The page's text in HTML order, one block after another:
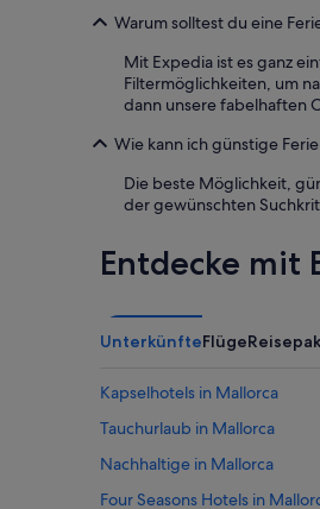
Warum solltest du eine
Mit Expedia ist es ganz
Filtermöglichkeiten, um
dann unsere fabelhaften
Wie kann ich günstige
Die beste Möglichkeit,
der gewünschten
Entdecke mit
UnterkünfteFlüge
Kapselhotels in Mallorca
Tauchurlaub in Mallorca
Nachhaltige in Mallorca
Four Seasons Hotels in